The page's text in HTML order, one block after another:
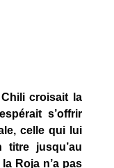
croisait la
s’offrir
celle qui lui
titre jusqu’au
Roja n’a pas